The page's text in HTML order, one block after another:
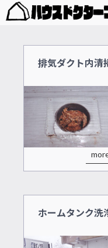
排気ダクト内清
ホームタンク洗